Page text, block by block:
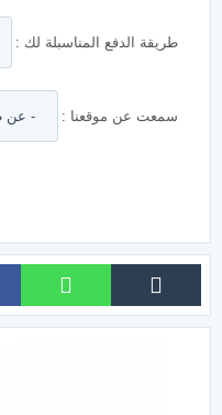
طريقة الدفع المناسبلة لك :
سمعت عن موقعنا :